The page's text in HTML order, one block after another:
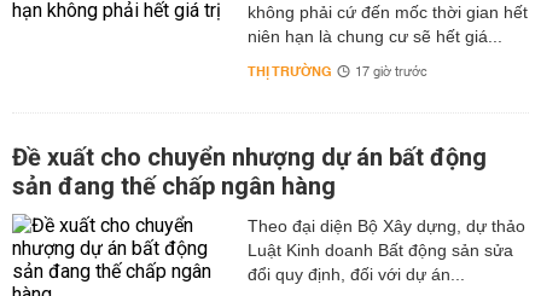
không phải cứ đến mốc thời gian hết
niên hạn là chung cư sẽ hết giá...
THỊ TRƯỜNG 17 giờ trước
Đề xuất cho chuyển nhượng dự án bất động
sản đang thế chấp ngân hàng
Theo đại diện Bộ Xây dựng, dự thảo
Luật Kinh doanh Bất động sản sửa
đổi quy định, đối với dự án...